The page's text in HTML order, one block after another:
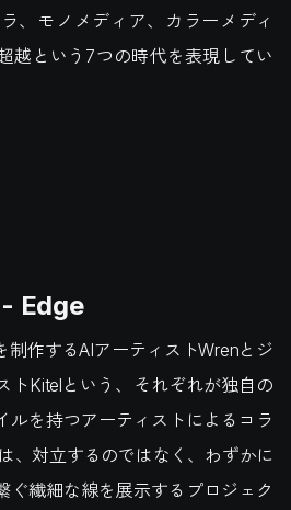
、モノメディア、カラーメディ
越という7つの時代を表現してい
Edge
制作するAIアーティストWrenとジ
トKitelという、それぞれが独自の
ルを持つアーティストによるコラ
、対立するのではなく、わずかに
ぐ繊細な線を展示するプロジェク